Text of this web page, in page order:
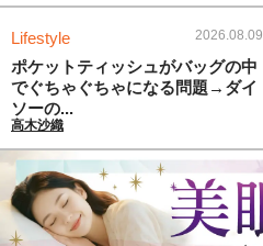
Lifestyle 2026.08.09
ポケットティッシュがバッグの中
でぐちゃぐちゃになる問題→ダイ
ソーの...
高木沙織